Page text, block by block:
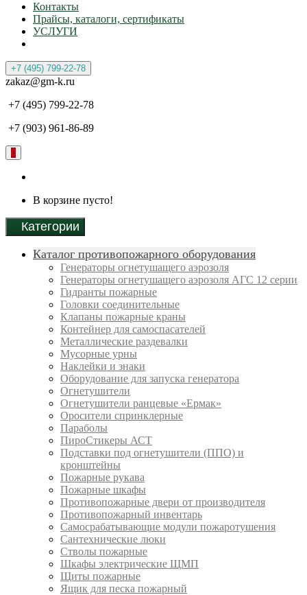
Контакты
Прайсы, каталоги, сертификаты
УСЛУГИ
+7 (495) 799-22-78
zakaz@gm-k.ru
+7 (495) 799-22-78
+7 (903) 961-86-89
0
В корзине пусто!
Категории
Каталог противопожарного оборудования
Генераторы огнетушащего аэрозоля
Генераторы огнетушащего аэрозоля АГС 12 серии
Гидранты пожарные
Головки соединительные
Клапаны пожарные краны
Контейнер для самоспасателей
Металлические раздевалки
Мусорные урны
Наклейки и знаки
Оборудование для запуска генератора
Огнетушители
Огнетушители ранцевые «Ермак»
Оросители спринклерные
Параболы
ПироСтикеры АСТ
Подставки под огнетушители (ППО) и
кронштейны
Пожарные рукава
Пожарные шкафы
Противопожарные двери от производителя
Противопожарный инвентарь
Самосрабатывающие модули пожаротушения
Сантехнические люки
Стволы пожарные
Шкафы электрические ЩМП
Щиты пожарные
Ящик для песка пожарный